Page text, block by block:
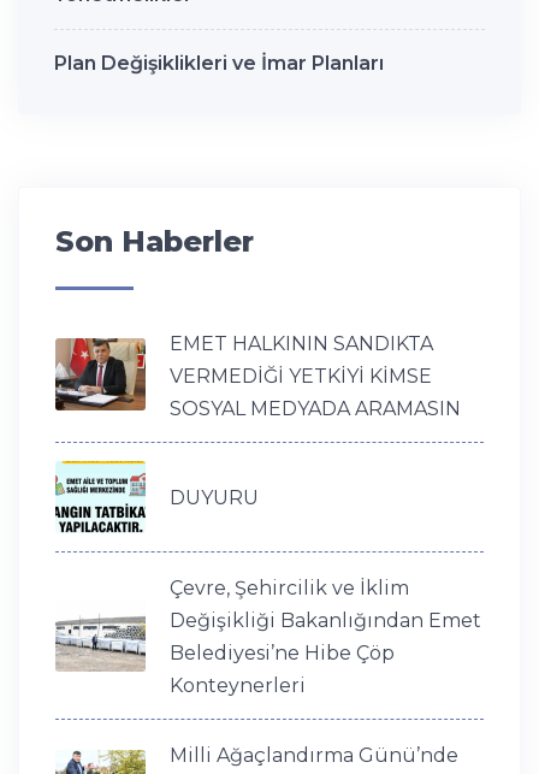
Plan Değişiklikleri ve İmar Planları
Son Haberler
EMET HALKININ SANDIKTA
VERMEDİĞİ YETKİYİ KİMSE
SOSYAL MEDYADA ARAMASIN
DUYURU
Çevre, Şehircilik ve İklim
Değişikliği Bakanlığından Emet
Belediyesi’ne Hibe Çöp
Konteynerleri
Milli Ağaçlandırma Günü’nde